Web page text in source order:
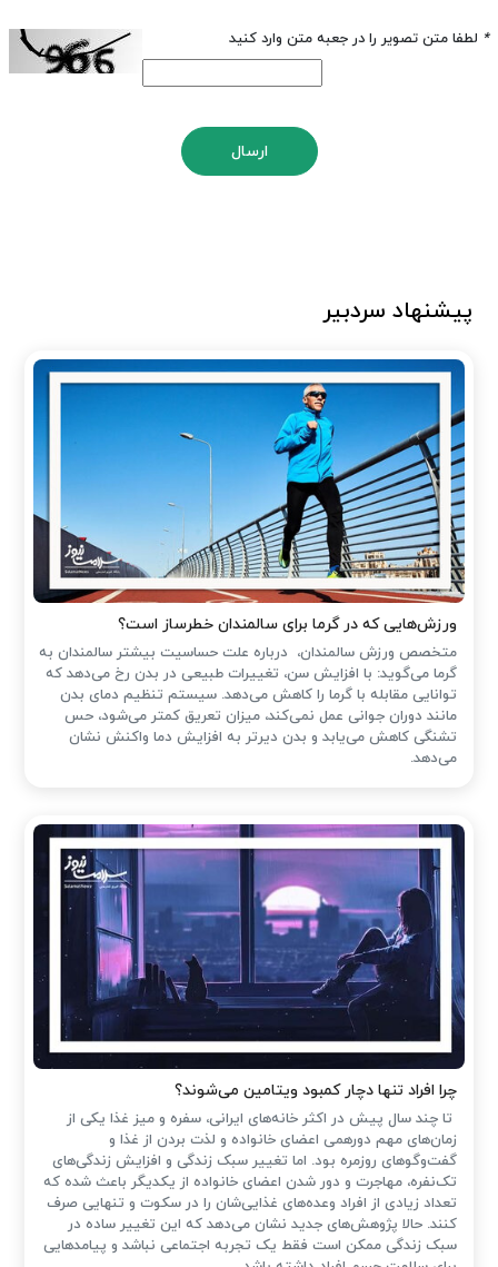
* لطفا متن تصویر را در جعبه متن وارد کنید
ارسال
پیشنهاد سردبیر
ورزش‌هایی که در گرما برای سالمندان خطرساز است؟
متخصص ورزش سالمندان، درباره علت حساسیت بیشتر سالمندان به
گرما می‌گوید: با افزایش سن، تغییرات طبیعی در بدن رخ می‌دهد که
توانایی مقابله با گرما را کاهش می‌دهد. سیستم تنظیم دمای بدن
مانند دوران جوانی عمل نمی‌کند، میزان تعریق کمتر می‌شود، حس
تشنگی کاهش می‌یابد و بدن دیرتر به افزایش دما واکنش نشان
می‌دهد.
چرا افراد تنها دچار کمبود ویتامین می‌شوند؟
تا چند سال پیش در اکثر خانه‌های ایرانی، سفره و میز غذا یکی از
زمان‌های مهم دورهمی اعضای خانواده و لذت بردن از غذا و
گفت‌وگوهای روزمره بود. اما تغییر سبک زندگی و افزایش زندگی‌های
تک‌نفره، مهاجرت و دور شدن اعضای خانواده از یکدیگر باعث شده که
تعداد زیادی از افراد وعده‌های غذایی‌شان را در سکوت و تنهایی صرف
کنند. حالا پژوهش‌های جدید نشان می‌دهد که این تغییر ساده در
سبک زندگی ممکن است فقط یک تجربه اجتماعی نباشد و پیامدهایی